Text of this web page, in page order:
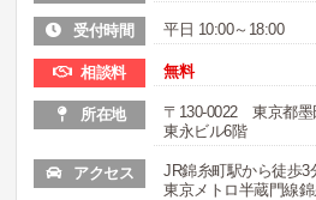
受付時間 平日 10:00～18:00
相談料 無料
所在地
〒130-0022 東京都墨
東永ビル6階
アクセス
JR錦糸町駅から徒歩3
東京メトロ半蔵門線